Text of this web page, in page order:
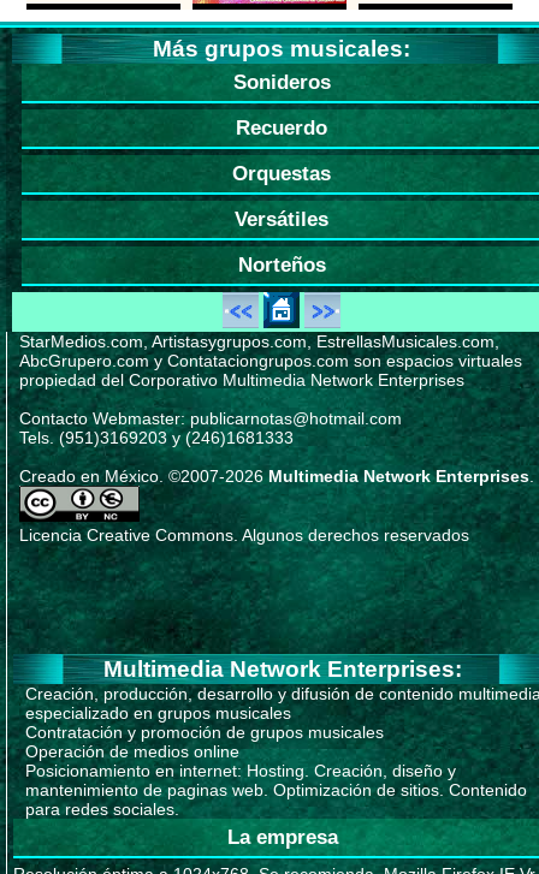
Más grupos musicales:
Sonideros
Recuerdo
Orquestas
Versátiles
Norteños
StarMedios.com, Artistasygrupos.com, EstrellasMusicales.com,
AbcGrupero.com y Contataciongrupos.com son espacios virtuales
propiedad del Corporativo Multimedia Network Enterprises
Contacto Webmaster: publicarnotas@hotmail.com
Tels. (951)3169203 y (246)1681333
Creado en México. ©2007-2026Multimedia Network Enterprises
Licencia Creative Commons. Algunos derechos reservados
Multimedia Network Enterprises:
Creación, producción, desarrollo y difusión de contenido
especializado en grupos musicales
Contratación y promoción de grupos musicales
Operación de medios online
Posicionamiento en internet: Hosting. Creación, diseño y
mantenimiento de paginas web. Optimización de sitios. Contenido
para redes sociales.
La empresa